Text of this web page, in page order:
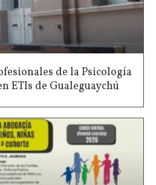
de la Psicología
ETIs de Gualeguaychú